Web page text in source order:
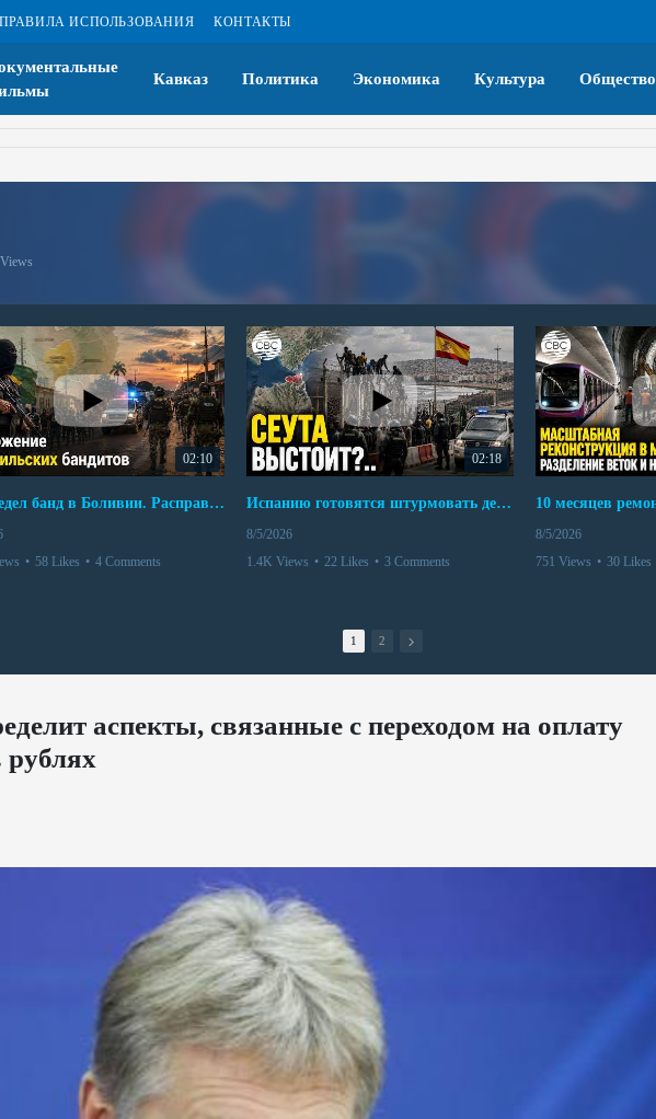
ПРАВИЛА ИСПОЛЬЗОВАНИЯ КОНТАКТЫ
Кавказ Политика Экономика Культура Общество
02:10
Беспредел банд в Боливии. Расправы над наркоторговцами
• 58 Likes • 4 Comments
02:18
Испанию готовятся штурмовать десятки тысяч марокканцев
8/5/2026
1.4K Views • 22 Likes • 3 Comments
8/5/2026
751 Views • 30 Likes
1 2
аспекты, связанные с переходом на оплату
рублях